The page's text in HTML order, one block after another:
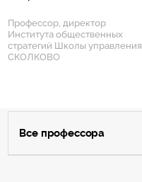
Профессор, директор
Института общественных
стратегий Школы управления
СКОЛКОВО
Все профессора